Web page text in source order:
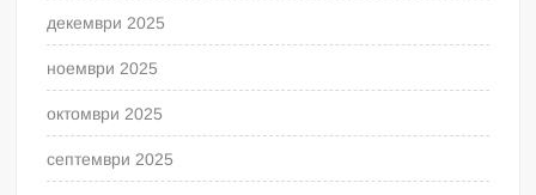
декември 2025
ноември 2025
октомври 2025
септември 2025